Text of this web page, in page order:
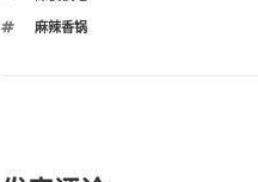
标
麻辣香锅